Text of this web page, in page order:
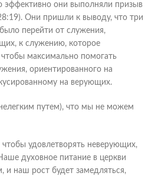
эффективно они выполняли призыв
Они пришли к выводу, что три
перейти от служения,
к служению, которое
максимально помогать
ориентированного на
на верующих.
путем), что мы не можем
удовлетворять неверующих,
духовное питание в церкви
и наш рост будет замедляться,